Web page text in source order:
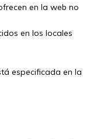
en la web no
en los locales
especificada en la